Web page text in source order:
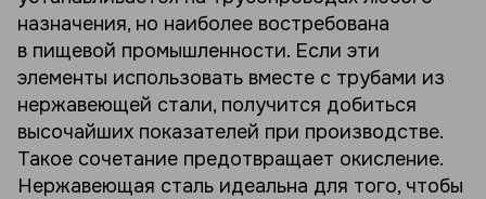
назначения, но наиболее востребована
в пищевой промышленности. Если эти
элементы использовать вместе с трубами из
нержавеющей стали, получится добиться
высочайших показателей при производстве.
Такое сочетание предотвращает окисление.
Нержавеющая сталь идеальна для того, чтобы